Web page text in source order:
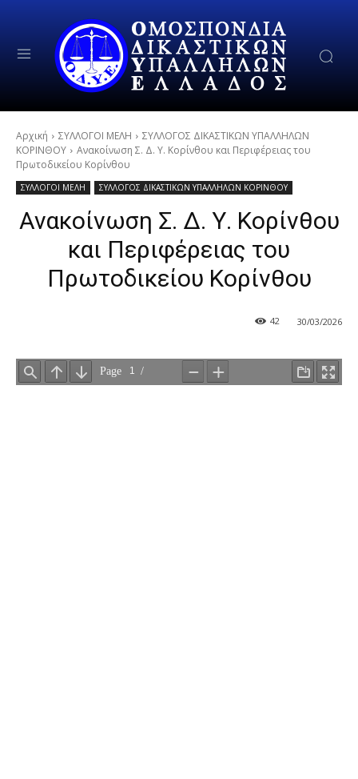
Αρχική ΣΥΛΛΟΓΟΙ ΜΕΛΗ
ΣΥΛΛΟΓΟΣ ΔΙΚΑΣΤΙΚΩΝ ΥΠΑΛΛΗΛΩΝ
ΚΟΡΙΝΘΟΥ
Ανακοίνωση Σ. Δ. Υ. Κορίνθου και Περιφέρειας του
Πρωτοδικείου Κορίνθου
ΣΥΛΛΟΓΟΙ ΜΕΛΗ ΣΥΛΛΟΓΟΣ ΔΙΚΑΣΤΙΚΩΝ ΥΠΑΛΛΗΛΩΝ ΚΟΡΙΝΘΟΥ
Ανακοίνωση Σ. Δ. Υ. Κορίνθου
και Περιφέρειας του
Πρωτοδικείου Κορίνθου
42 30/03/2026